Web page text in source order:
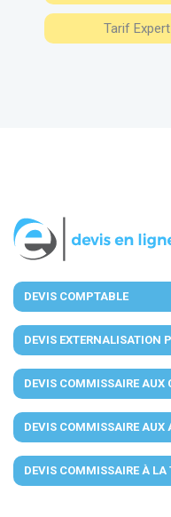
Tarif
DEVIS COMPTABLE
DEVIS EXTERNALISATION
DEVIS COMMISSAIRE AUX
DEVIS COMMISSAIRE AUX
DEVIS COMMISSAIRE À LA